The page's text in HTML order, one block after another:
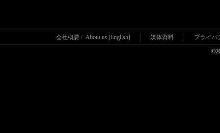
会社概要 / About us [English] 媒体資料 プライバ